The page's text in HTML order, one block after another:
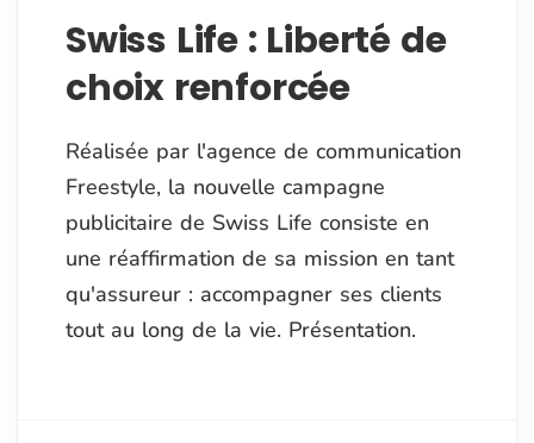
Swiss Life : Liberté de
choix renforcée
Réalisée par l'agence de communication
Freestyle, la nouvelle campagne
publicitaire de Swiss Life consiste en
une réaffirmation de sa mission en tant
qu'assureur : accompagner ses clients
tout au long de la vie. Présentation.